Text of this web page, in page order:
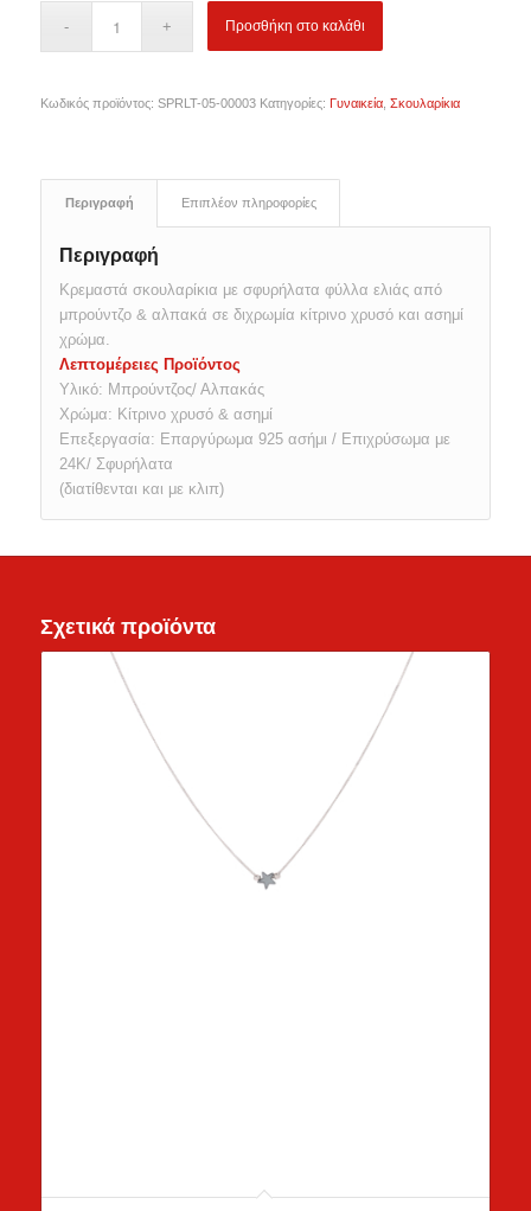
Προσθήκη στο καλάθι
Κωδικός προϊόντος: SPRLT-05-00003 Κατηγορίες: Γυναικεία, Σκουλαρίκια
Περιγραφή Επιπλέον πληροφορίες
Περιγραφή
Κρεμαστά σκουλαρίκια με σφυρήλατα φύλλα ελιάς από
μπρούντζο & αλπακά σε διχρωμία κίτρινο χρυσό και ασημί
χρώμα.
Λεπτομέρειες Προϊόντος
Υλικό: Μπρούντζος/ Αλπακάς
Χρώμα: Κίτρινο χρυσό & ασημί
Επεξεργασία: Επαργύρωμα 925 ασήμι / Επιχρύσωμα με
24Κ/ Σφυρήλατα
(διατίθενται και με κλιπ)
Σχετικά προϊόντα